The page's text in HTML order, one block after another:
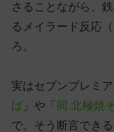
さることながら、
るメイラード反応
ろ。
実はセブンプレミア
ば 」や「 同 北極焼
で、そう断言でき